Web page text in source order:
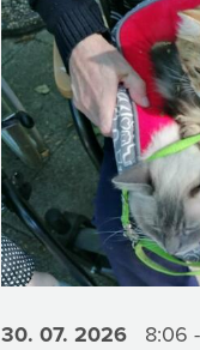
30. 07.2026 8:06